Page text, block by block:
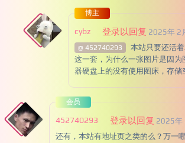
博主
登录以回复
cybz 2025年 2
@ 452740293
本站只要还活
这一套，为什么一张图片是因为
器硬盘上的没有使用图床，存储
会员
登录以回复
452740293
2025年
还有，本站有地址页之类的么？万一